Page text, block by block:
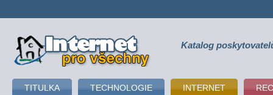
připojení k internetu Katalog
TITULKA TECHNOLOGIE INTERNET